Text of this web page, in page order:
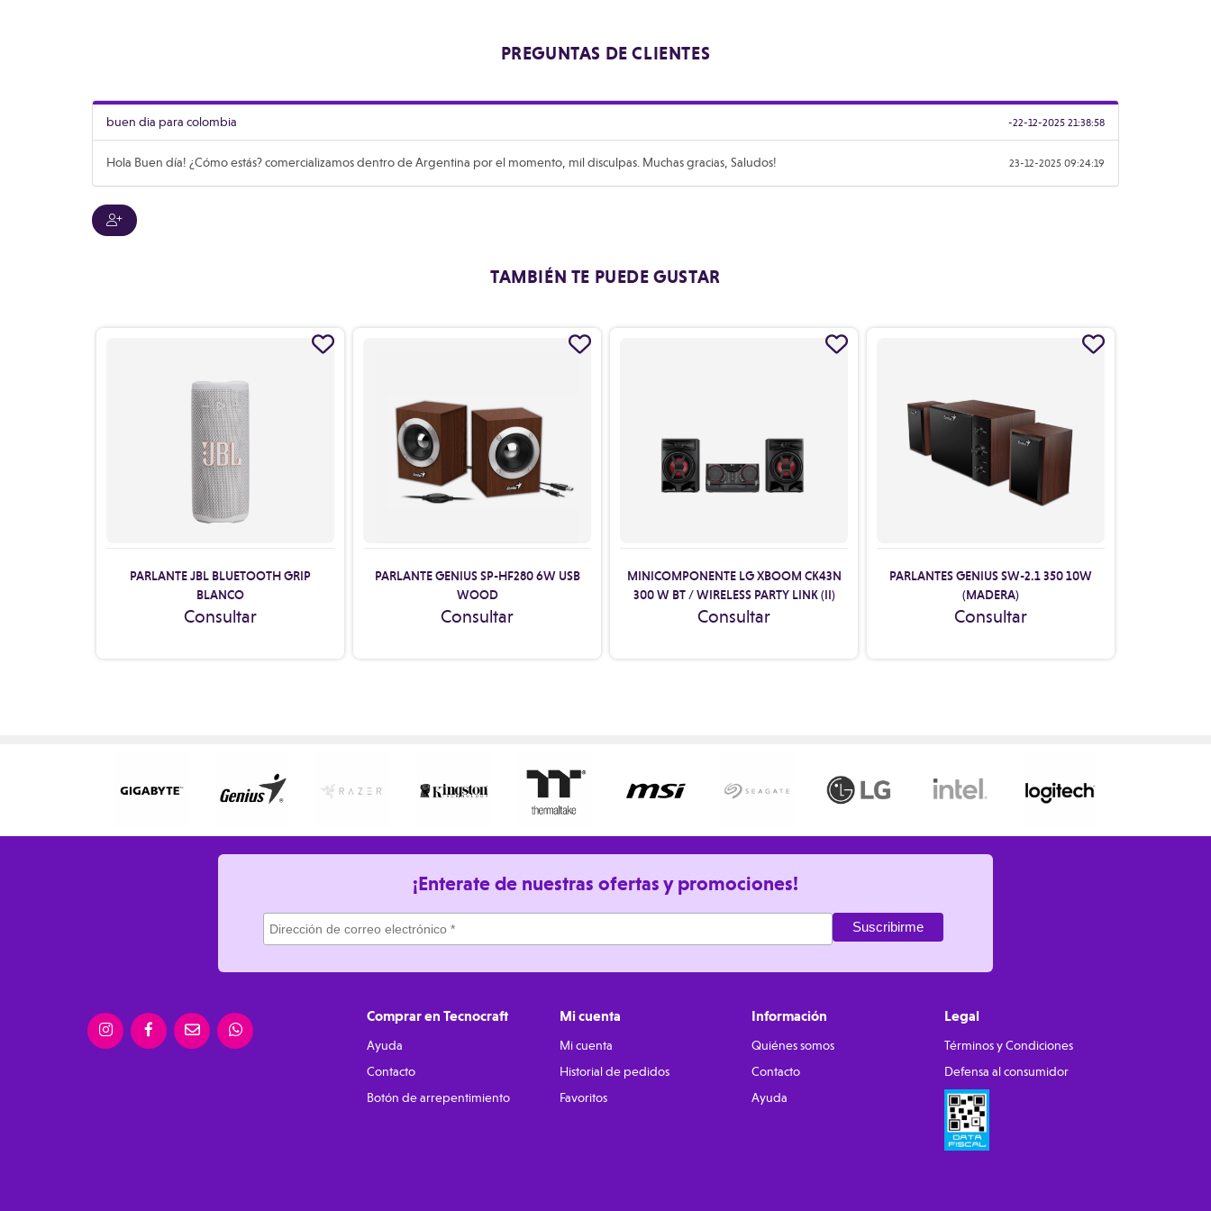
PREGUNTAS DE CLIENTES
buen dia para colombia -22-12-2025 21:38:58
23-12-2025 09:24:19
Hola Buen día! ¿Cómo estás? comercializamos dentro de Argentina por el momento, mil disculpas. Muchas gracias, Saludos!
TAMBIÉN TE PUEDE GUSTAR
PARLANTE JBL BLUETOOTH GRIP
BLANCO
Consultar
PARLANTE GENIUS SP-HF280 6W USB
WOOD
Consultar
MINICOMPONENTE LG XBOOM CK43N
300 W BT / WIRELESS PARTY LINK (II)
Consultar
PARLANTES GENIUS SW-2.1 350 10W
(MADERA)
Consultar
¡Enterate de nuestras ofertas y promociones!
Comprar en Tecnocraft
Ayuda
Contacto
Botón de arrepentimiento
Mi cuenta
Mi cuenta
Historial de pedidos
Favoritos
Información
Quiénes somos
Contacto
Ayuda
Legal
Términos y Condiciones
Defensa al consumidor